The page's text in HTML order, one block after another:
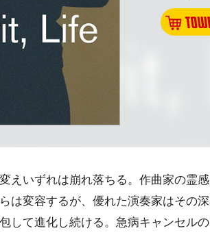
えいずれは崩れ落ちる。作曲家の霊
は変容するが、優れた演奏家はその
して進化し続ける。急病キャンセル